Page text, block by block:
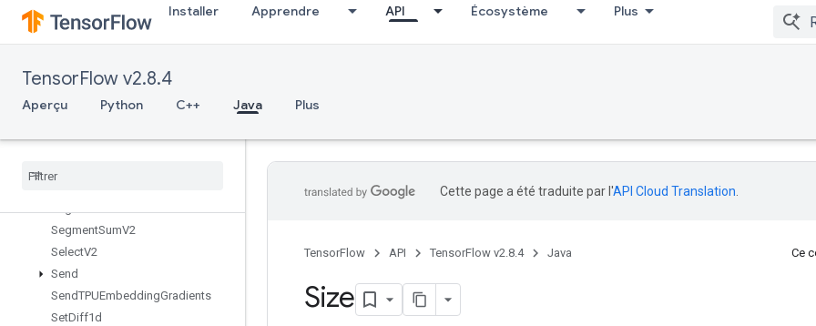
Installer Apprendre API Écosystème Plus
TensorFlow v2.8.4
Aperçu Python C++ Java Plus
ScatterNdMax
ScatterNdMin
ScatterNdSub
ScatterNdUpdate
ScatterUpdate
SegmentSumV2
SelectV2
Send
SendTPUEmbeddingGradients
SetDiff1d
Cette page a été traduite par l'API Cloud Translation
TensorFlow API TensorFlow v2.8.4 Java Ce
Size